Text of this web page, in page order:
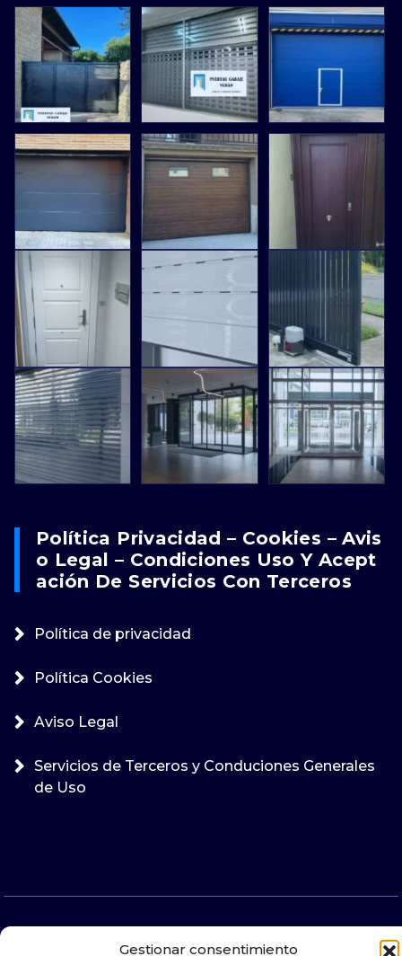
Gestionar consentimiento
Política Privacidad – Cookies – Avis
O Legal – Condiciones Uso Y Acept
Ación De Servicios Con Terceros
Política de privacidad
Política Cookies
Aviso Legal
Servicios de Terceros y Conduciones Generales
de Uso